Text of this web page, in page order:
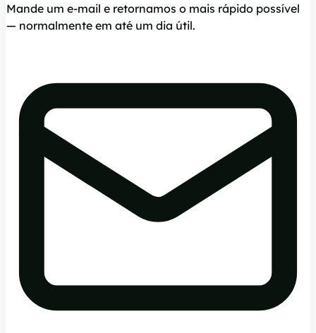
Mande um e-mail e retornamos o mais rápido possível
— normalmente em até um dia útil.